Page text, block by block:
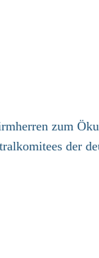
zum
der